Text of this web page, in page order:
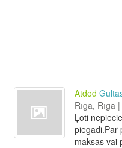
Atdod
Rīga, Rīga
Ļoti
piegādi.Par
maksas vai